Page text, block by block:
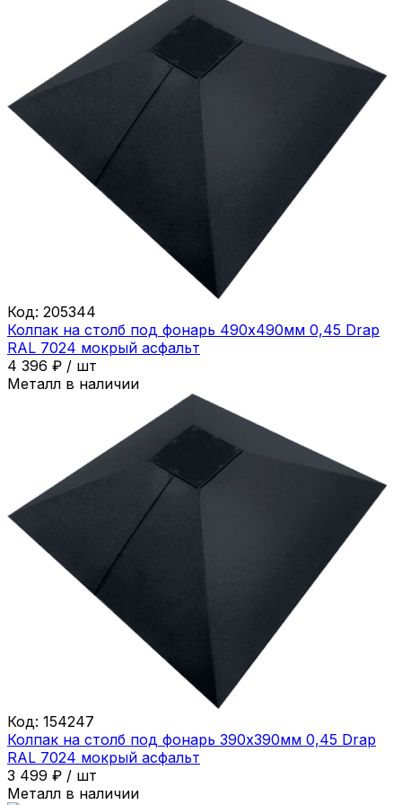
Код: 205344
Колпак на столб под фонарь 490х490мм 0,45 Drap
RAL 7024 мокрый асфальт
4 396 ₽ / шт
Металл в наличии
Код: 154247
Колпак на столб под фонарь 390х390мм 0,45 Drap
RAL 7024 мокрый асфальт
3 499 ₽ / шт
Металл в наличии